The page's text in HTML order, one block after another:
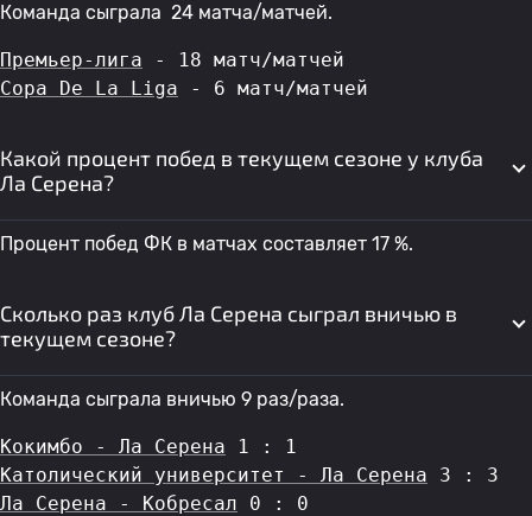
Команда сыграла 24 матча/матчей.
Премьер-лига - 18 матч/матчей
Copa De La Liga - 6 матч/матчей
Какой процент побед в текущем сезоне у клуба
Ла Серена?
Процент побед ФК в матчах составляет 17 %.
Сколько раз клуб Ла Серена сыграл вничью в
текущем сезоне?
Команда сыграла вничью 9 раз/раза.
Кокимбо - Ла Серена 1 : 1
Католический университет - Ла Серена 3 : 3
Ла Серена - Кобресал 0 : 0